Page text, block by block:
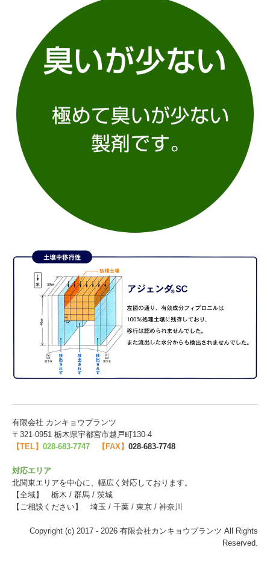
有限会社 カンキョウプランツ
〒321-0951 栃木県宇都宮市越戸町130-4
【TEL】 028-683-7747 【FAX】 028-683-7748
対応エリア
北関東エリアを中心に、幅広く対応しております。
【全域】 栃木 / 群馬 / 茨城
【ご相談ください】 埼玉 / 千葉 / 東京 / 神奈川
Copyright (c) 2017 - 2026 有限会社カンキョウプランツ All Rights
Reserved.